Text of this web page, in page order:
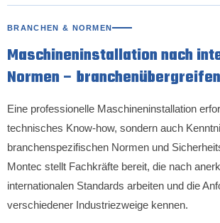
BRANCHEN & NORMEN
Maschineninstallation nach
Normen –
Eine professionelle Maschineninstallation
technisches Know-how, sondern auch
branchenspezifischen Normen und
Montec stellt Fachkräfte bereit, die nach
internationalen Standards arbeiten und die
verschiedener Industriezweige kennen.